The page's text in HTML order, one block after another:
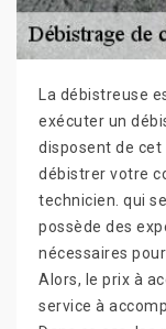
La débistreuse
exécuter un
disposent de cet
débistrer votre
technicien. qui
possède des
nécessaires
Alors, le prix à
service à